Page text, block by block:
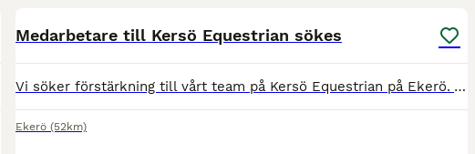
Medarbetare till Kersö Equestrian sökes
Vi söker förstärkning till vårt team på Kersö Equestrian på Ekerö. Är du en person som gillar att arbeta i team, har ett genuint hästintresse och vill vara en del av ett professionellt dressyrstall?
Ekerö (52km)